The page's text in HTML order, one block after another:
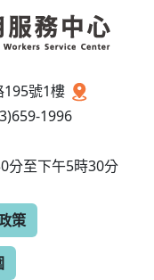
號1樓
1996
分至下午5時30分
策